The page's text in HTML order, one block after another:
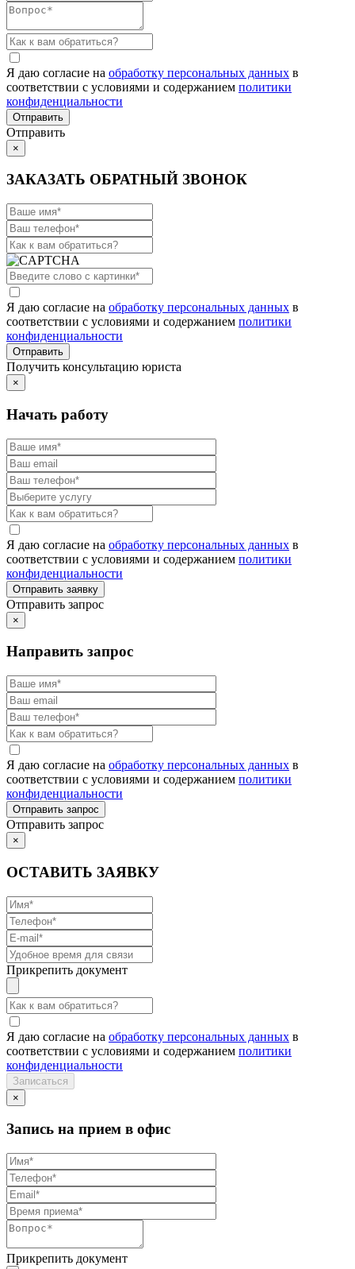
Я даю согласие на обработку персональных данных в
соответствии с условиями и содержанием политики
конфиденциальности
Отправить
×
ЗАКАЗАТЬ ОБРАТНЫЙ ЗВОНОК
Я даю согласие на обработку персональных данных в
соответствии с условиями и содержанием политики
конфиденциальности
Получить консультацию юриста
×
Начать работу
Я даю согласие на обработку персональных данных в
соответствии с условиями и содержанием политики
конфиденциальности
Отправить запрос
×
Направить запрос
Я даю согласие на обработку персональных данных в
соответствии с условиями и содержанием политики
конфиденциальности
Отправить запрос
×
ОСТАВИТЬ ЗАЯВКУ
Прикрепить документ
Я даю согласие на обработку персональных данных в
соответствии с условиями и содержанием политики
конфиденциальности
×
Запись на прием в офис
Прикрепить документ